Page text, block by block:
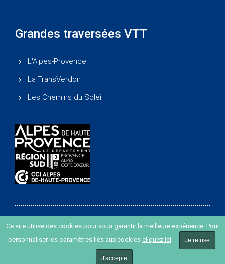
Grandes traversées VTT
L'Alpes-Provence
La TransVerdon
Les Chemins du Soleil
Copyright ©-Agence de développement des Alpes de
Haute Provence-Création de site internet agence Oyopi
Plan du site-Mentions légales
Ce site utilise des cookies pour vous garantir la meilleure expérience. Pour
personnaliser les paramètres liés aux cookies cliquez ici. Je refuse
J'accepte